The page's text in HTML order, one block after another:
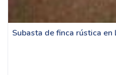
Subasta de finca rústica en